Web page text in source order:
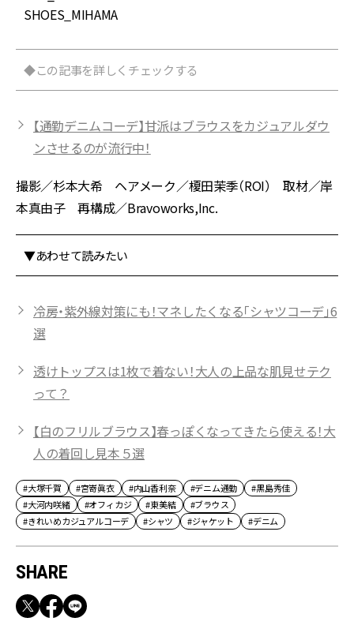
SHOES_MIHAMA
◆この記事を詳しくチェックする
【通勤デニムコーデ】甘派はブラウスをカジュアルダウ
ンさせるのが流行中！
撮影／杉本大希 ヘアメーク／榎田茉季（ROI） 取材／岸
本真由子 再構成／Bravoworks,Inc.
▼あわせて読みたい
冷房・紫外線対策にも！マネしたくなる「シャツコーデ」6
選
透けトップスは1枚で着ない！大人の上品な肌見せテク
って？
【白のフリルブラウス】春っぽくなってきたら使える！大
人の着回し見本５選
#大塚千賀 #宮嵜眞衣 #内山香利奈 #デニム通勤
#黒島秀佳
#大河内咲緒
#オフィカジ #東美結
#ブラウス
#きれいめカジュアルコーデ
#シャツ #ジャケット #デニム
SHARE